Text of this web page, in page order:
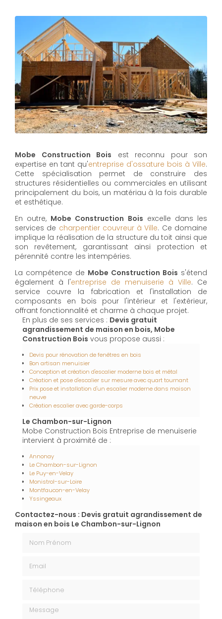
Mobe Construction Bois est reconnu pour son
expertise en tant qu'entreprise d'ossature bois à Ville.
Cette spécialisation permet de construire des
structures résidentielles ou commerciales en utilisant
principalement du bois, un matériau à la fois durable
et esthétique.
En outre, Mobe Construction Bois excelle dans les
services de charpentier couvreur à Ville. Ce domaine
implique la réalisation de la structure du toit ainsi que
son revêtement, garantissant ainsi protection et
pérennité contre les intempéries.
La compétence de Mobe Construction Bois s'étend
également à l'entreprise de menuiserie à Ville. Ce
service couvre la fabrication et l'installation de
composants en bois pour l'intérieur et l'extérieur,
offrant fonctionnalité et charme à chaque projet.
En plus de ses services : Devis gratuit
agrandissement de maison en bois, Mobe
Construction Bois vous propose aussi :
Devis pour rénovation de fenêtres en bois
Bon artisan menuisier
Conception et création d'escalier moderne bois et métal
Création et pose d'escalier sur mesure avec quart tournant
Prix pose et installation d'un escalier moderne dans maison
neuve
Création escalier avec garde-corps
Le Chambon-sur-Lignon
Mobe Construction Bois Entreprise de menuiserie
intervient à proximité de :
Annonay
Le Chambon-sur-Lignon
Le Puy-en-Velay
Monistrol-sur-Loire
Montfaucon-en-Velay
Yssingeaux
Contactez-nous : Devis gratuit agrandissement de
maison en bois Le Chambon-sur-Lignon
Message